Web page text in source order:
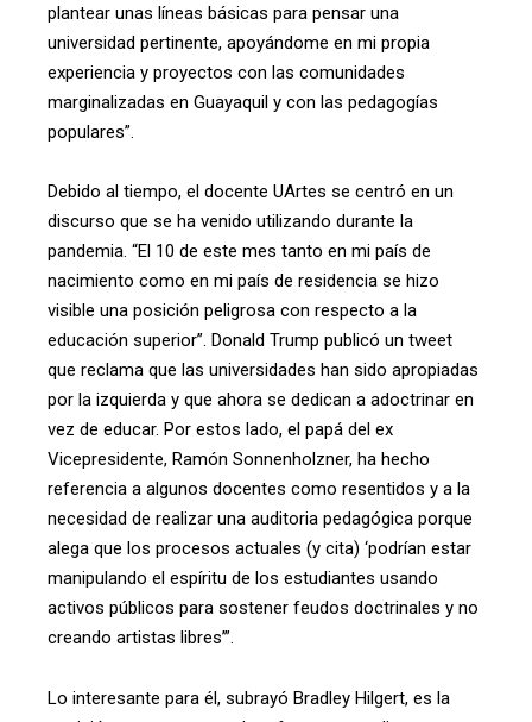
plantear unas líneas básicas para pensar una
universidad pertinente, apoyándome en mi propia
experiencia y proyectos con las comunidades
marginalizadas en Guayaquil y con las pedagogías
populares”.
Debido al tiempo, el docente UArtes se centró en un
discurso que se ha venido utilizando durante la
pandemia. “El 10 de este mes tanto en mi país de
nacimiento como en mi país de residencia se hizo
visible una posición peligrosa con respecto a la
educación superior”. Donald Trump publicó un tweet
que reclama que las universidades han sido apropiadas
por la izquierda y que ahora se dedican a adoctrinar en
vez de educar. Por estos lado, el papá del ex
Vicepresidente, Ramón Sonnenholzner, ha hecho
referencia a algunos docentes como resentidos y a la
necesidad de realizar una auditoria pedagógica porque
alega que los procesos actuales (y cita) ‘podrían estar
manipulando el espíritu de los estudiantes usando
activos públicos para sostener feudos doctrinales y no
creando artistas libres’”.
Lo interesante para él, subrayó Bradley Hilgert, es la